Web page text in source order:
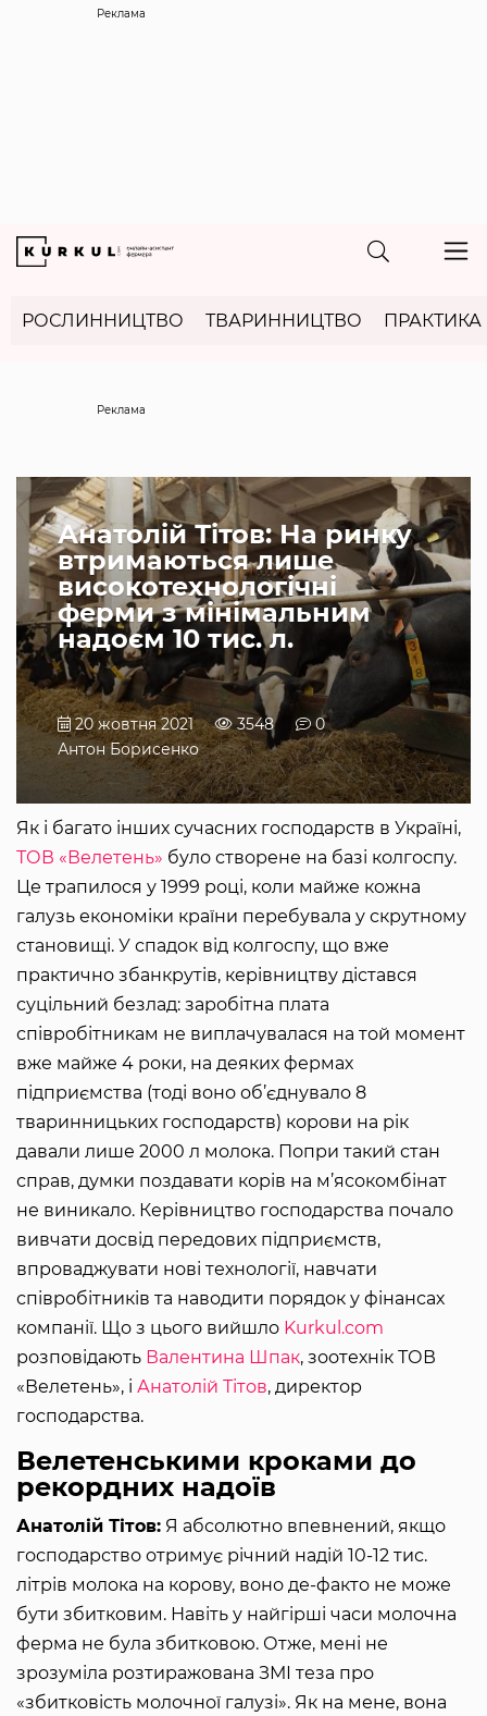
Реклама
РОСЛИННИЦТВО ТВАРИННИЦТВО ПРАКТИКА
Анатолій Тітов: На ринку
втримаються лише
високотехнологічні
ферми з мінімальним
надоєм 10 тис. л.
20 жовтня 2021 3548
0
Антон Борисенко
Як і багато інших сучасних господарств в Україні,
ТОВ «Велетень» було створене на базі колгоспу.
Це трапилося у 1999 році, коли майже кожна
галузь економіки країни перебувала у скрутному
становищі. У спадок від колгоспу, що вже
практично збанкрутів, керівництву дістався
суцільний безлад: заробітна плата
співробітникам не виплачувалася на той момент
вже майже 4 роки, на деяких фермах
підприємства (тоді воно об’єднувало 8
тваринницьких господарств) корови на рік
давали лише 2000 л молока. Попри такий стан
справ, думки поздавати корів на м’ясокомбінат
не виникало. Керівництво господарства почало
вивчати досвід передових підприємств,
впроваджувати нові технології, навчати
співробітників та наводити порядок у фінансах
компанії. Що з цього вийшло Kurkul.com
розповідають Валентина Шпак, зоотехнік ТОВ
«Велетень», і Анатолій Тітов, директор
господарства.
Велетенськими кроками до
рекордних надоїв
Анатолій Тітов: Я абсолютно впевнений, якщо
господарство отримує річний надій 10-12 тис.
літрів молока на корову, воно де-факто не може
бути збитковим. Навіть у найгірші часи молочна
ферма не була збитковою. Отже, мені не
зрозуміла розтиражована ЗМІ теза про
«збитковість молочної галузі». Як на мене, вона
Реклама